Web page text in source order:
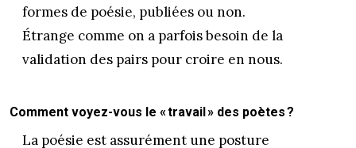
formes de poésie, publiées ou non.
Étrange comme on a parfois besoin de la
validation des pairs pour croire en nous.
Comment voyez-vous le « travail » des poètes ?
La poésie est assurément une posture